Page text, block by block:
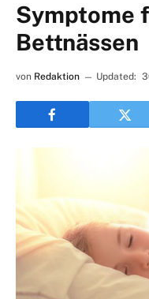
Symptome
Bettnässen
von Redaktion Updated: